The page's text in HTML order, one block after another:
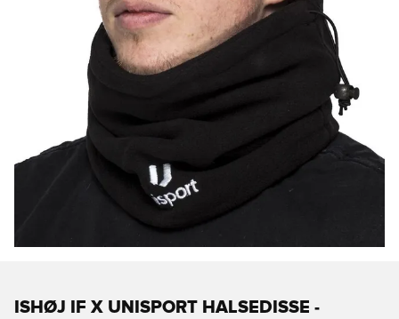
ISHØJ IF X UNISPORT HALSEDISSE -